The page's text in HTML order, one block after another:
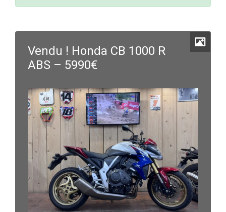
Vendu ! Honda CB 1000 R
ABS – 5990€